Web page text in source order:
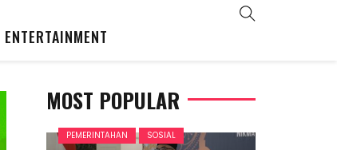
ENTERTAINMENT
MOST POPULAR
PEMERINTAHAN SOSIAL